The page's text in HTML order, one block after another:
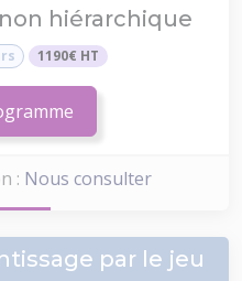
hiérarchique
1190€ HT
: Nous consulter
par le jeu